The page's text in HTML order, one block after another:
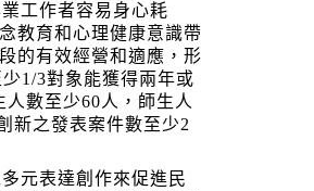
工作者容易身心耗
教育和心理健康意識帶
的有效經營和適應，形
1/3對象能獲得兩年或
人數至少60人，師生人
新之發表案件數至少2
元表達創作來促進民